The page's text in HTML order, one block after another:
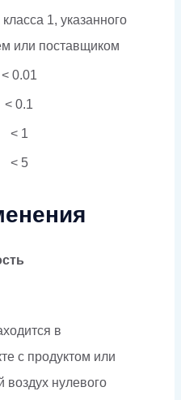
1, указанного
или поставщиком
< 0.01
< 0.1
< 1
< 5
в
с продуктом или
воздух нулевого